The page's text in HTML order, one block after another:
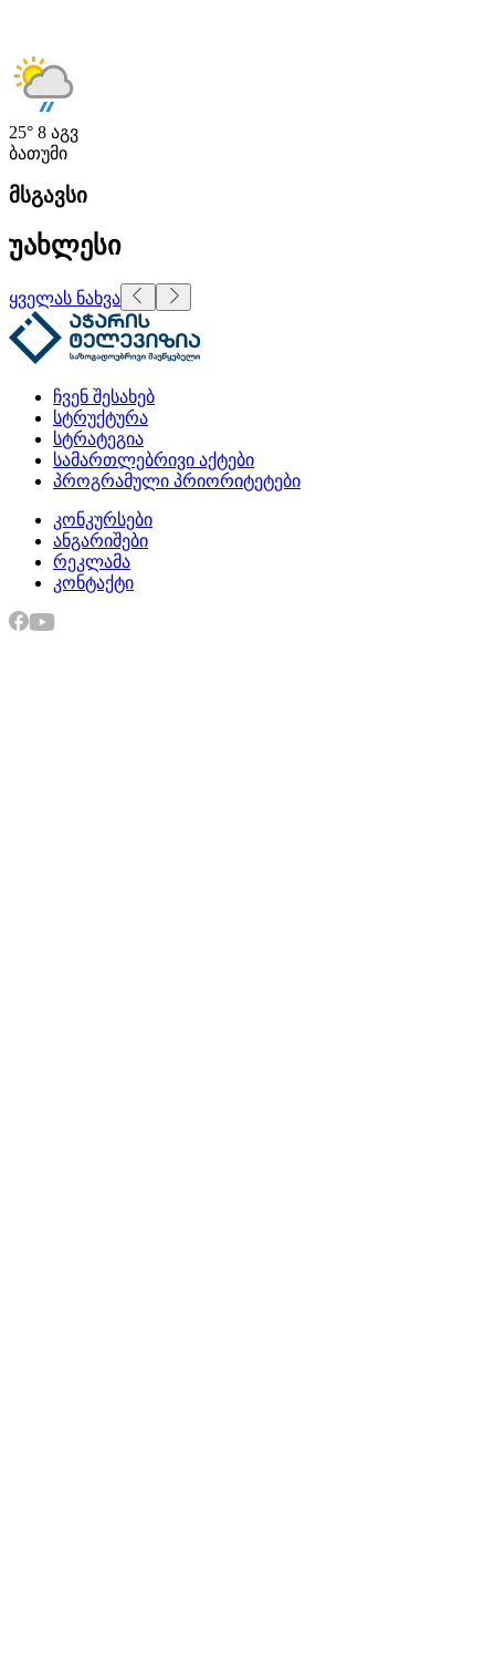
25° 8 აგვ
ბათუმი
მსგავსი
უახლესი
ყველას ნახვა
ჩვენ შესახებ
სტრუქტურა
სტრატეგია
სამართლებრივი აქტები
პროგრამული პრიორიტეტები
კონკურსები
ანგარიშები
რეკლამა
კონტაქტი